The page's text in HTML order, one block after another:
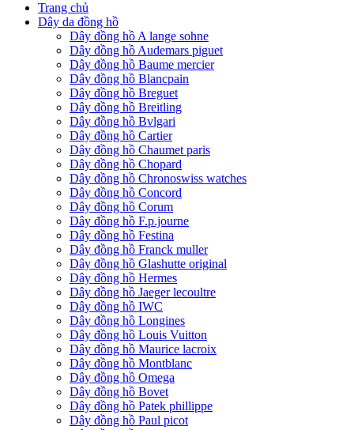
Trang chủ
Dây da đồng hồ
Dây đồng hồ A lange sohne
Dây đồng hồ Audemars piguet
Dây đồng hồ Baume mercier
Dây đồng hồ Blancpain
Dây đồng hồ Breguet
Dây đồng hồ Breitling
Dây đồng hồ Bvlgari
Dây đồng hồ Cartier
Dây đồng hồ Chaumet paris
Dây đồng hồ Chopard
Dây đồng hồ Chronoswiss watches
Dây đồng hồ Concord
Dây đồng hồ Corum
Dây đồng hồ F.p.journe
Dây đồng hồ Festina
Dây đồng hồ Franck muller
Dây đồng hồ Glashutte original
Dây đồng hồ Hermes
Dây đồng hồ Jaeger lecoultre
Dây đồng hồ IWC
Dây đồng hồ Longines
Dây đồng hồ Louis Vuitton
Dây đồng hồ Maurice lacroix
Dây đồng hồ Montblanc
Dây đồng hồ Omega
Dây đồng hồ Bovet
Dây đồng hồ Patek phillippe
Dây đồng hồ Paul picot